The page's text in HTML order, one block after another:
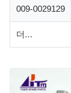
009-0029129
더...